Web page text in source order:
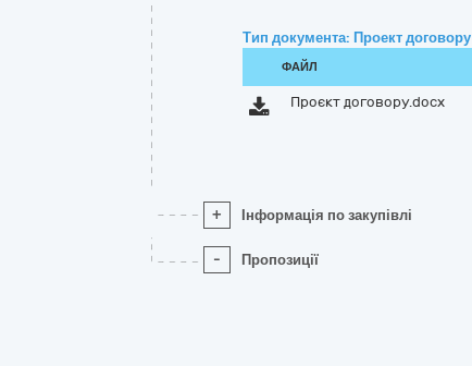
Тип документа: Проект договору
ФАЙЛ
Проєкт договору.docx
+ Інформація по закупівлі
- Пропозиції